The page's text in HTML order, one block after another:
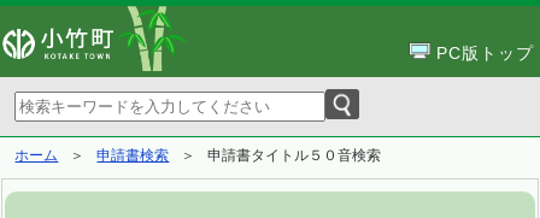
PC版トップ
ホーム 申請書検索 申請書タイトル５０音検索